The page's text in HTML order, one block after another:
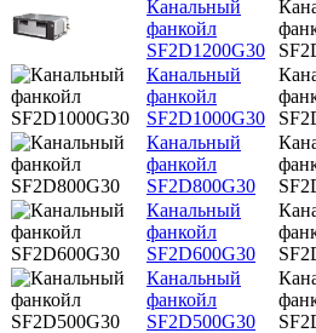
Канальный
фанкойл
SF2D1200G30
Канальный
фанкойл
SF2D1000G30
Канальный
фанкойл
SF2D800G30
Канальный
фанкойл
SF2D600G30
Канальный
фанкойл
SF2D500G30